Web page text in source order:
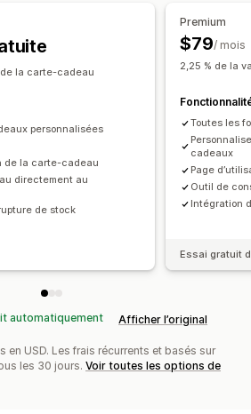
carte-cadeau
la carte-cadeau
personnalisées
de la carte-cadeau
directement au
de stock
Premium
$79/ mois
2,25 % de la
Toutes les
cadeaux
Page
Outil de
Intégration
Essai gratuit
automatiquement Afficher l’original
en USD. Les frais récurrents et basés sur
les 30 jours. Voir toutes les options de